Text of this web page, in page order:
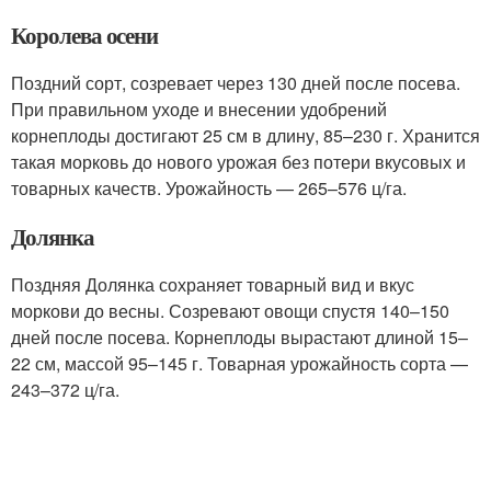
Королева осени
Поздний сорт, созревает через 130 дней после посева.
При правильном уходе и внесении удобрений
корнеплоды достигают 25 см в длину, 85–230 г. Хранится
такая морковь до нового урожая без потери вкусовых и
товарных качеств. Урожайность — 265–576 ц/га.
Долянка
Поздняя Долянка сохраняет товарный вид и вкус
моркови до весны. Созревают овощи спустя 140–150
дней после посева. Корнеплоды вырастают длиной 15–
22 см, массой 95–145 г. Товарная урожайность сорта —
243–372 ц/га.